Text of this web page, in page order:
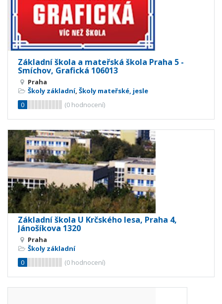
Základní škola a mateřská škola Praha 5 -
Smíchov, Grafická 106013
Praha
Školy základní, Školy mateřské, jesle
0
(0 hodnocení)
Základní škola U Krčského lesa, Praha 4,
Jánošíkova 1320
Praha
Školy základní
0
(0 hodnocení)